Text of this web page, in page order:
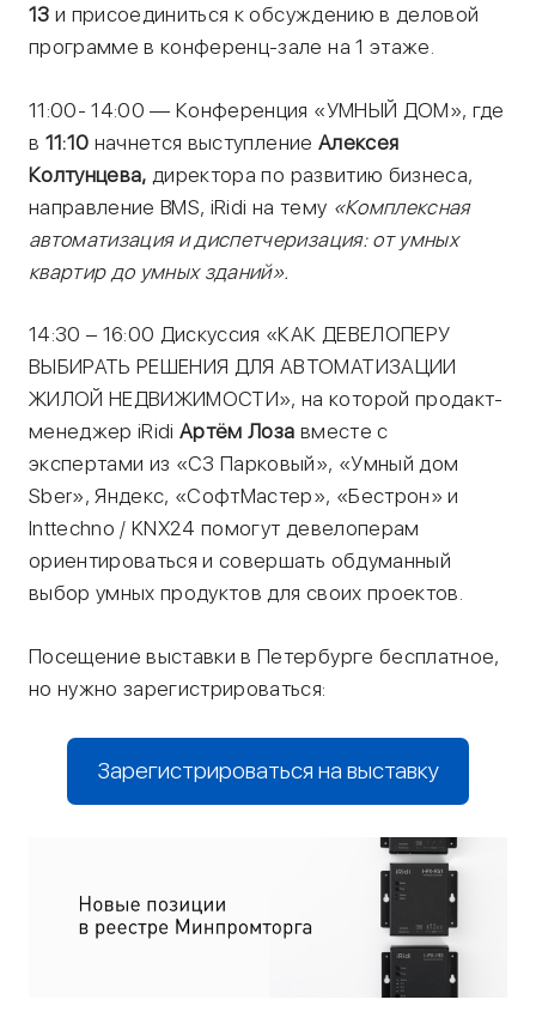
13 и присоединиться к обсуждению в деловой
программе в конференц-зале на 1 этаже.
11:00- 14:00 — Конференция «УМНЫЙ ДОМ», где
в 11:10 начнется выступление Алексея
Колтунцева, директора по развитию бизнеса,
направление BMS, iRidi на тему «Комплексная
автоматизация и диспетчеризация: от умных
квартир до умных зданий».
14:30 – 16:00 Дискуссия «КАК ДЕВЕЛОПЕРУ
ВЫБИРАТЬ РЕШЕНИЯ ДЛЯ АВТОМАТИЗАЦИИ
ЖИЛОЙ НЕДВИЖИМОСТИ», на которой продакт-
менеджер iRidiАртём Лоза вместе с
экспертами из «СЗ Парковый», «Умный дом
Sber», Яндекс, «СофтМастер», «Бестрон» и
Inttechno / KNX24 помогут девелоперам
ориентироваться и совершать обдуманный
выбор умных продуктов для своих проектов.
Посещение выставки в Петербурге бесплатное,
но нужно зарегистрироваться:
Зарегистрироваться на выставку